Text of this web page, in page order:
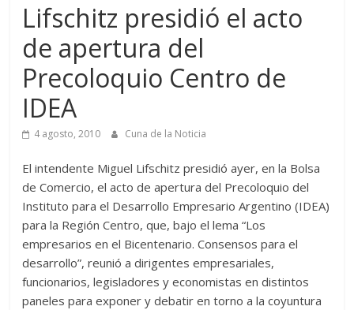
Lifschitz presidió el acto
de apertura del
Precoloquio Centro de
IDEA
4 agosto, 2010 Cuna de la Noticia
El intendente Miguel Lifschitz presidió ayer, en la Bolsa
de Comercio, el acto de apertura del Precoloquio del
Instituto para el Desarrollo Empresario Argentino (IDEA)
para la Región Centro, que, bajo el lema “Los
empresarios en el Bicentenario. Consensos para el
desarrollo”, reunió a dirigentes empresariales,
funcionarios, legisladores y economistas en distintos
paneles para exponer y debatir en torno a la coyuntura